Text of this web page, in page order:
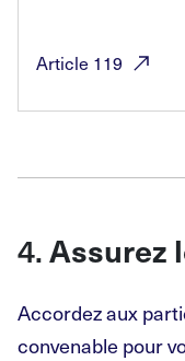
Article 119
4.Assurez
Accordez aux
convenable pour